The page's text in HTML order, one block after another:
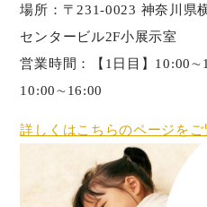
場所：〒231-0023 神奈川県
センタービル2F小展示室
営業時間：【1日目】
10:00∼16:00
詳しくはこちらのページをご